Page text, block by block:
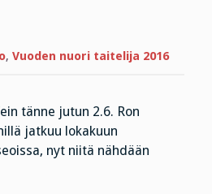
, Vuoden nuori taitelija 2016
tänne jutun 2.6. Ron
jatkuu lokakuun
nyt niitä nähdään